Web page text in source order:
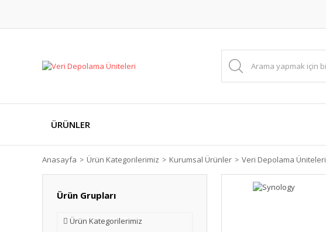
ÜRÜNLER
Anasayfa Ürün Kategorilerimiz Kurumsal Ürünler Veri Depolama Üniteleri
Ürün Grupları
Ürün Kategorilerimiz